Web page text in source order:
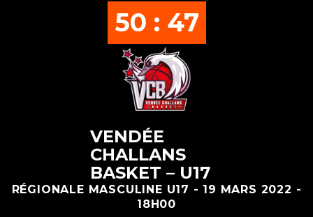
50 : 47
VENDÉE
CHALLANS
BASKET – U17
RÉGIONALE MASCULINE U17 - 19 MARS 2022 -
18H00